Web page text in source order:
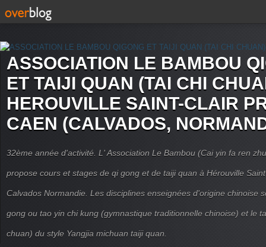
ASSOCIATION LE BAMBOU
ET TAIJI QUAN (TAI CHI
HEROUVILLE SAINT-CLAIR
CAEN (CALVADOS,
32ème année d'activité. L' Association Le Bambou (Cai yin fa ren
propose cours et stages de qi gong et de taiji quan à Hérouville
Calvados Normandie. Les disciplines enseignées d'origine chinoise
gong ou tao yin chi kung (gymnastique traditionnelle chinoise) et le
chuan) du style Yangjia michuan taiji quan.